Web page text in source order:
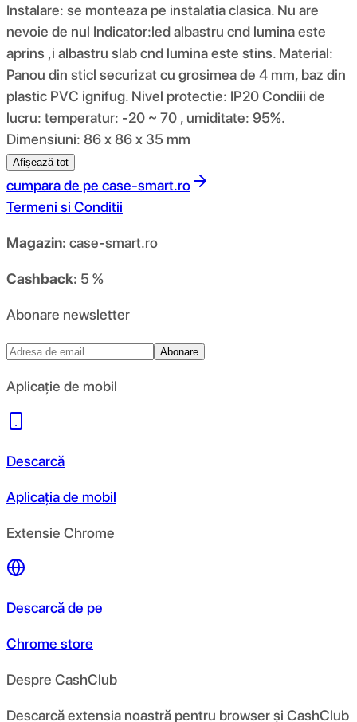
Instalare: se monteaza pe instalatia clasica. Nu are
nevoie de nul Indicator:led albastru cnd lumina este
aprins ,i albastru slab cnd lumina este stins. Material:
Panou din sticl securizat cu grosimea de 4 mm, baz din
plastic PVC ignifug. Nivel protectie: IP20 Condiii de
lucru: temperatur: -20 ~ 70 , umiditate: 95%.
Dimensiuni: 86 x 86 x 35 mm
Afișează tot
cumpara de pe case-smart.ro
Termeni si Conditii
Magazin: case-smart.ro
Cashback: 5 %
Abonare newsletter
Abonare
Aplicație de mobil
Descarcă
Aplicația de mobil
Extensie Chrome
Descarcă de pe
Chrome store
Despre CashClub
Descarcă extensia noastră pentru browser și CashClub